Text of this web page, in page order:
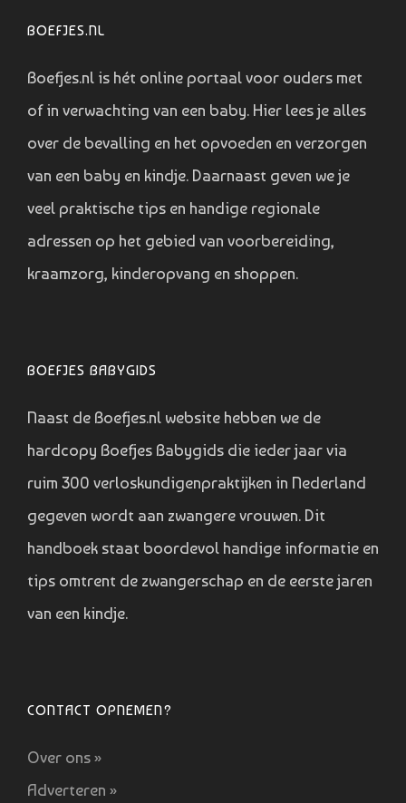
BOEFJES.NL
Boefjes.nl is hét online portaal voor ouders met
of in verwachting van een baby. Hier lees je alles
over de bevalling en het opvoeden en verzorgen
van een baby en kindje. Daarnaast geven we je
veel praktische tips en handige regionale
adressen op het gebied van voorbereiding,
kraamzorg, kinderopvang en shoppen.
BOEFJES BABYGIDS
Naast de Boefjes.nl website hebben we de
hardcopy Boefjes Babygids die ieder jaar via
ruim 300 verloskundigenpraktijken in Nederland
gegeven wordt aan zwangere vrouwen. Dit
handboek staat boordevol handige informatie en
tips omtrent de zwangerschap en de eerste jaren
van een kindje.
CONTACT OPNEMEN?
Over ons »
Adverteren »